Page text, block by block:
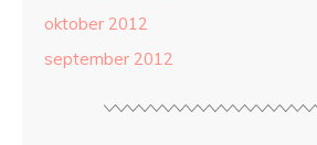
oktober 2012
september 2012